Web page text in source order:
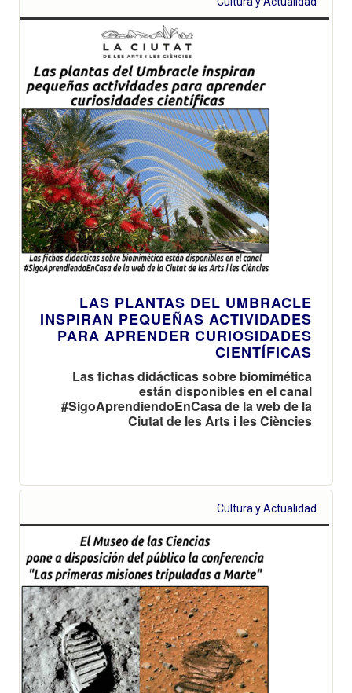
LAS PLANTAS DEL UMBRACLE
INSPIRAN PEQUEÑAS ACTIVIDADES
PARA APRENDER CURIOSIDADES
CIENTÍFICAS
Las fichas didácticas sobre biomimética
están disponibles en el canal
#SigoAprendiendoEnCasa de la web de la
Ciutat de les Arts i les Ciències
Cultura y Actualidad